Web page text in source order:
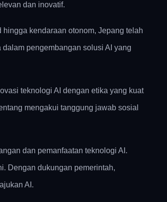
dan inovatif.
kendaraan otonom, Jepang telah
pengembangan solusi AI yang
teknologi AI dengan etika yang kuat
mengakui tanggung jawab sosial
dan pemanfaatan teknologi AI.
Dengan dukungan pemerintah,
AI.